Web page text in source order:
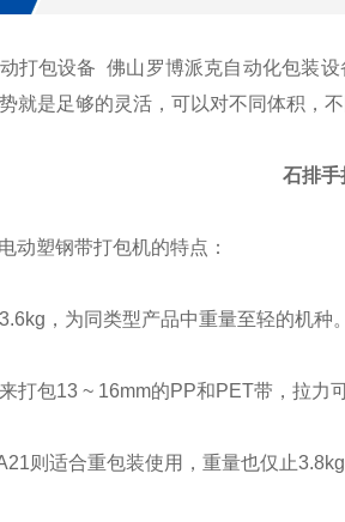
包设备 佛山罗博派克自动化包装设
就是足够的灵活，可以对不同体积，
石排手
塑钢带打包机的特点：
，为同类型产品中重量至轻的机种。
包13 ~ 16mm的PP和PET带，拉力可
适合重包装使用，重量也仅止3.8kg